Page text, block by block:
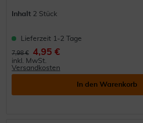
Inhalt 2 Stück
Lieferzeit 1-2 Tage
7,98 € 4,95 €
inkl. MwSt.
Versandkosten
In den Warenkorb